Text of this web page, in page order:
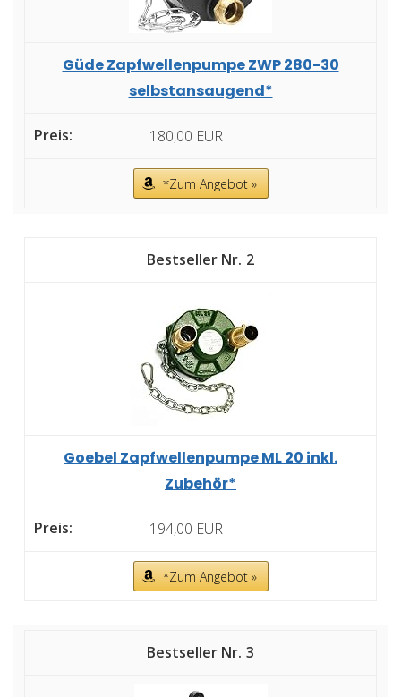
Güde Zapfwellenpumpe ZWP 280-30
selbstansaugend*
180,00 EUR
*Zum Angebot »
2
Goebel Zapfwellenpumpe ML 20 inkl.
Zubehör*
194,00 EUR
*Zum Angebot »
3